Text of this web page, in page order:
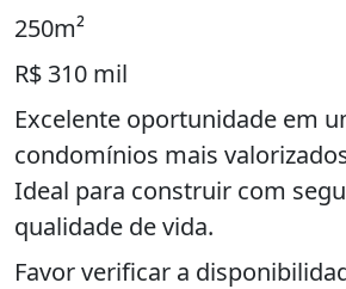
250m²
R$ 310 mil
Excelente oportunidade em
condomínios mais
Ideal para construir com
qualidade de vida.
Favor verificar a